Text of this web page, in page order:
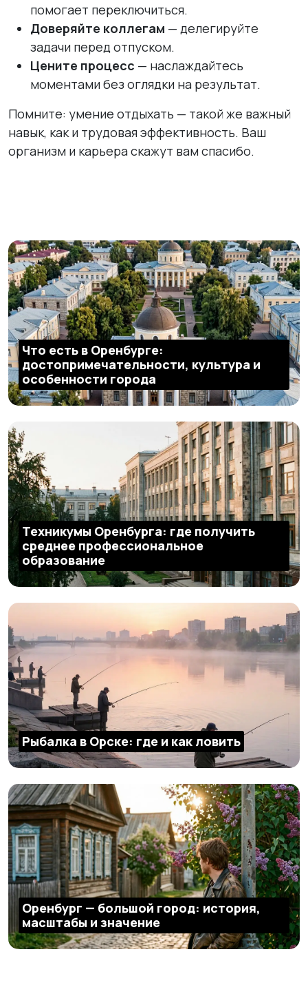
помогает переключиться.
Доверяйте коллегам — делегируйте
задачи перед отпуском.
Цените процесс — наслаждайтесь
моментами без оглядки на результат.
Помните: умение отдыхать — такой же важный
навык, как и трудовая эффективность. Ваш
организм и карьера скажут вам спасибо.
Что есть в Оренбурге:
достопримечательности, культура и
особенности города
Техникумы Оренбурга: где получить
среднее профессиональное
образование
Рыбалка в Орске: где и как ловить
Оренбург — большой город: история,
масштабы и значение